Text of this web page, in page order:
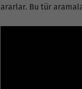
ararlar. Bu tür